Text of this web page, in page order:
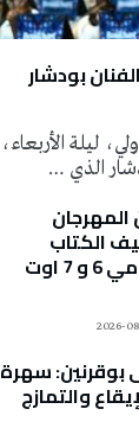
بودشار
ليلة الأربعاء،
الذي …
33 من المهرجان
الكتاب
بصفاقس يومي 6 و 7 اوت
2026-
بوقرنين: سهرة
والتمازج